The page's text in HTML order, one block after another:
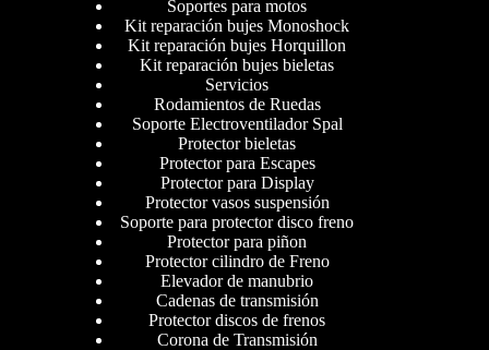
Soportes para motos
Kit reparación bujes Monoshock
Kit reparación bujes Horquillon
Kit reparación bujes bieletas
Servicios
Rodamientos de Ruedas
Soporte Electroventilador Spal
Protector bieletas
Protector para Escapes
Protector para Display
Protector vasos suspensión
Soporte para protector disco freno
Protector para piñon
Protector cilindro de Freno
Elevador de manubrio
Cadenas de transmisión
Protector discos de frenos
Corona de Transmisión